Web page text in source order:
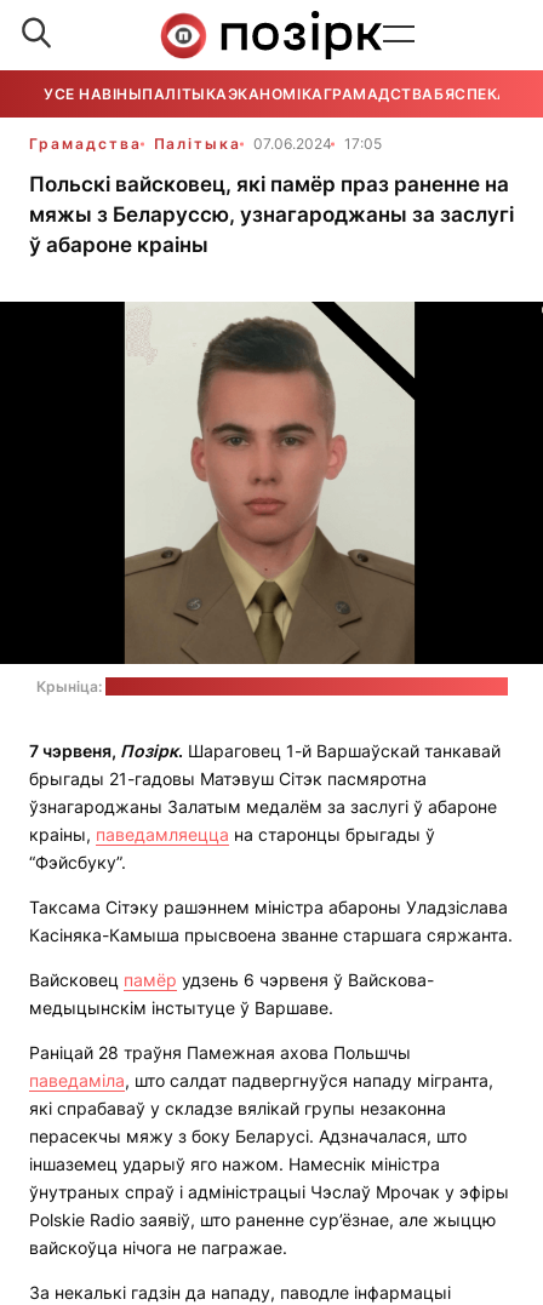
УСЕ НАВІНЫПАЛІТЫКАЭКАНОМІКАГРАМАДСТВАБЯСПЕКА
Грамадства Палітыка 07.06.2024 17:05
Польскі вайсковец, які памёр праз раненне на
мяжы з Беларуссю, узнагароджаны за заслугі
ў абароне краіны
Крыніца:
7 чэрвеня, Позірк. Шараговец 1-й Варшаўскай танкавай
брыгады 21-гадовы Матэвуш Сітэк пасмяротна
ўзнагароджаны Залатым медалём за заслугі ў абароне
краіны, паведамляецца на старонцы брыгады ў
“Фэйсбуку”.
Таксама Сітэку рашэннем міністра абароны Уладзіслава
Касіняка-Камыша прысвоена званне старшага сяржанта.
Вайсковец памёр удзень 6 чэрвеня ў Вайскова-
медыцынскім інстытуце ў Варшаве.
Раніцай 28 траўня Памежная ахова Польшчы
паведаміла, што салдат падвергнуўся нападу мігранта,
які спрабаваў у складзе вялікай групы незаконна
перасекчы мяжу з боку Беларусі. Адзначалася, што
іншаземец ударыў яго нажом. Намеснік міністра
ўнутраных спраў і адміністрацыі Чэслаў Мрочак у эфіры
Polskie Radio заявіў, што раненне сур’ёзнае, але жыццю
вайскоўца нічога не пагражае.
За некалькі гадзін да нападу, паводле інфармацыі